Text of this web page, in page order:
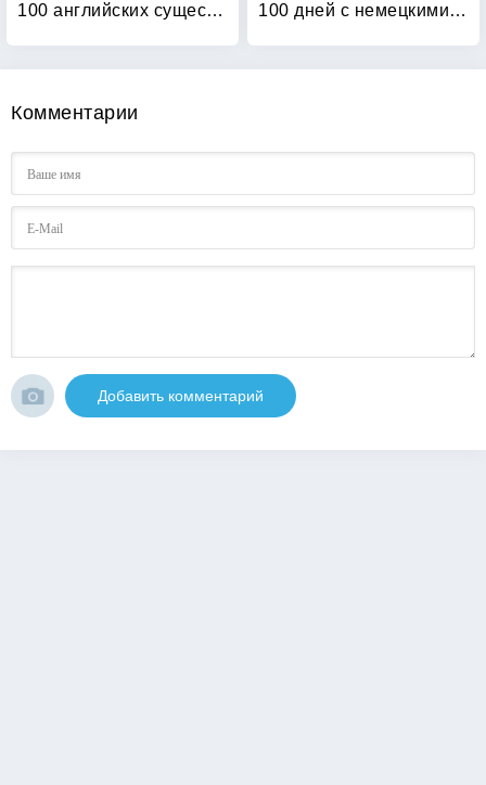
100 английских существительных: 1000 фразеологизмов. Ключ к суперпамяти 100 дней с немецкими глаголами: Уровни А2 — В2. Учебное пособие
Комментарии